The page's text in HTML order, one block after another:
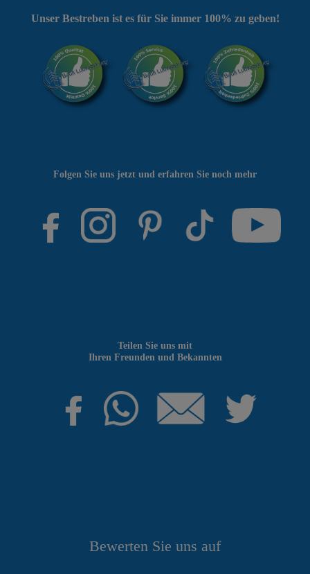
Bewerten Sie uns auf
Teilen Sie uns mit
Ihren Freunden und Bekannten
Folgen Sie uns jetzt und erfahren Sie noch mehr
Unser Bestreben ist es für Sie immer 100% zu geben!